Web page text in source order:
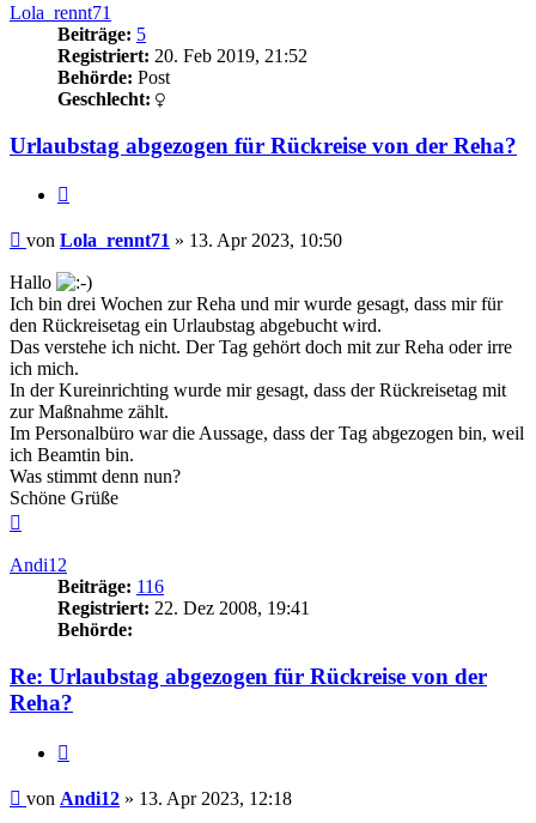
Lola_rennt71
Beiträge: 5
Registriert: 20. Feb 2019, 21:52
Behörde: Post
Geschlecht:
Urlaubstag abgezogen für Rückreise von der Reha?
Beitrag
von Lola_rennt71 » 13. Apr 2023, 10:50
Hallo
Ich bin drei Wochen zur Reha und mir wurde gesagt, dass mir für
den Rückreisetag ein Urlaubstag abgebucht wird.
Das verstehe ich nicht. Der Tag gehört doch mit zur Reha oder irre
ich mich.
In der Kureinrichting wurde mir gesagt, dass der Rückreisetag mit
zur Maßnahme zählt.
Im Personalbüro war die Aussage, dass der Tag abgezogen bin, weil
ich Beamtin bin.
Was stimmt denn nun?
Schöne Grüße
Andi12
Beiträge: 116
Registriert: 22. Dez 2008, 19:41
Behörde:
Re: Urlaubstag abgezogen für Rückreise von der
Reha?
Beitrag
von Andi12 » 13. Apr 2023, 12:18